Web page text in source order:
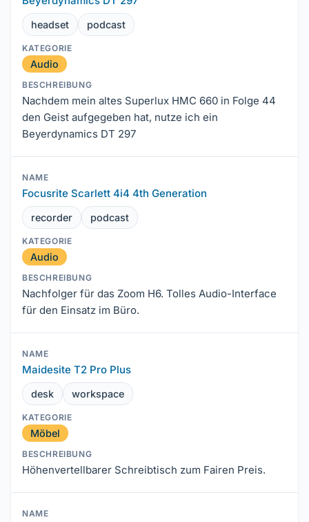
headset podcast
Audio
Nachdem mein altes Superlux HMC 660 in Folge 44
den Geist aufgegeben hat, nutze ich ein
Beyerdynamics DT 297
Focusrite Scarlett 4i4 4th Generation
recorder podcast
Audio
Nachfolger für das Zoom H6. Tolles Audio-Interface
für den Einsatz im Büro.
Maidesite T2 Pro Plus
desk workspace
Möbel
Höhenvertellbarer Schreibtisch zum Fairen Preis.